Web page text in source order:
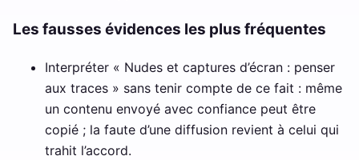
Les fausses évidences les plus fréquentes
Interpréter « Nudes et captures d’écran : penser
aux traces » sans tenir compte de ce fait : même
un contenu envoyé avec confiance peut être
copié ; la faute d’une diffusion revient à celui qui
trahit l’accord.